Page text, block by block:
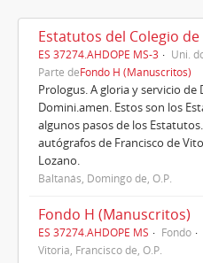
ES 37274.AHDOPE MS-3 Uni.
Parte deFondo H (Manuscritos)
Prologus. A gloria y servicio de
Domini.amen. Estos son los
algunos pasos de los
autógrafos de Francisco de
Lozano.
Baltanás, Domingo de, O.P.
Fondo H (Manuscritos)
ES 37274.AHDOPE MS Fondo
Vitoria, Francisco de, O.P.